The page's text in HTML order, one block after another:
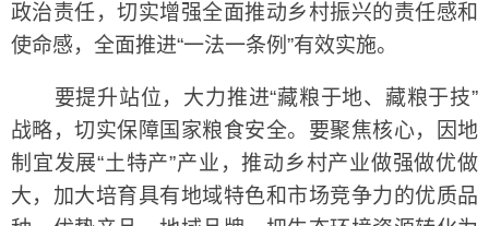
政治责任，切实增强全面推动乡村振兴的责任感和
使命感，全面推进“一法一条例”有效实施。
要提升站位，大力推进“藏粮于地、藏粮于技”
战略，切实保障国家粮食安全。要聚焦核心，因地
制宜发展“土特产”产业，推动乡村产业做强做优做
大，加大培育具有地域特色和市场竞争力的优质品